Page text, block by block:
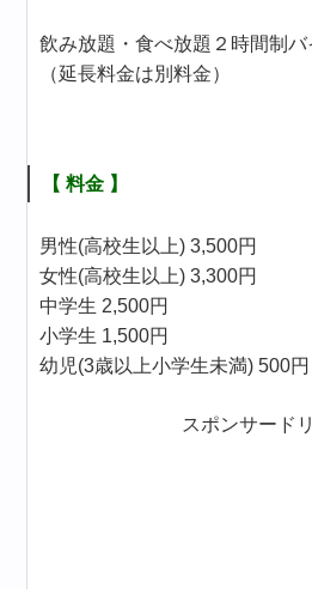
飲み放題・食べ放題２時間制
（延長料金は別料金）
【 料金 】
男性(高校生以上) 3,500円
女性(高校生以上) 3,300円
中学生 2,500円
小学生 1,500円
幼児(3歳以上小学生未満) 500円
スポンサード